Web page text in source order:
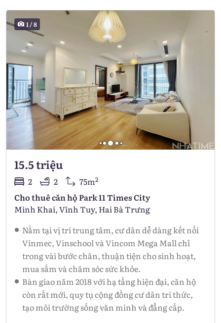
1 /8
15.5 triệu
2 2 75m2
Cho thuê căn hộ Park 11 Times City
Minh Khai, Vĩnh Tuy, Hai Bà Trưng
Nằm tại vị trí trung tâm, cư dân dễ dàng kết nối
Vinmec, Vinschool và Vincom Mega Mall chỉ
trong vài bước chân, thuận tiện cho sinh hoạt,
mua sắm và chăm sóc sức khỏe.
Bàn giao năm 2018 với hạ tầng hiện đại, căn hộ
còn rất mới, quy tụ cộng đồng cư dân tri thức,
tạo môi trường sống văn minh và đẳng cấp.